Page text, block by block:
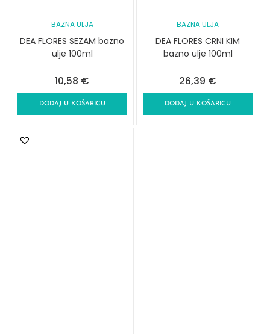
BAZNA ULJA
DEA FLORES SEZAM bazno
ulje 100ml
10,58 €
DODAJ U KOŠARICU
BAZNA ULJA
DEA FLORES CRNI KIM
bazno ulje 100ml
26,39 €
DODAJ U KOŠARICU